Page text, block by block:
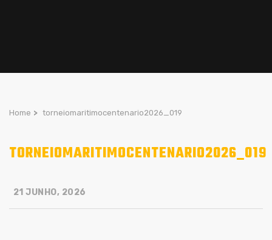
Home > torneiomaritimocentenario2026_019
TORNEIOMARITIMOCENTENARIO2026_019
21 JUNHO, 2026